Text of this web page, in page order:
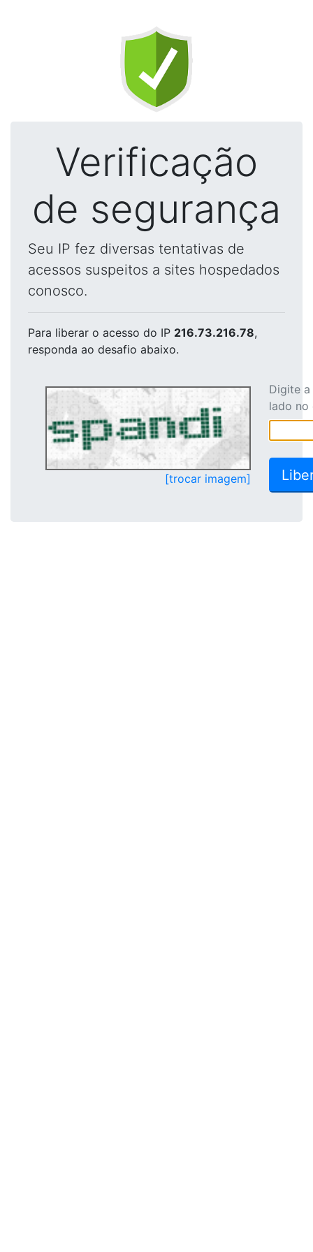
Verificação
de segurança
Seu IP fez diversas tentativas de
acessos suspeitos a sites hospedados
conosco.
Para liberar o acesso do IP 216.73.216.78,
responda ao desafio abaixo.
[trocar imagem]
Digite
lado no